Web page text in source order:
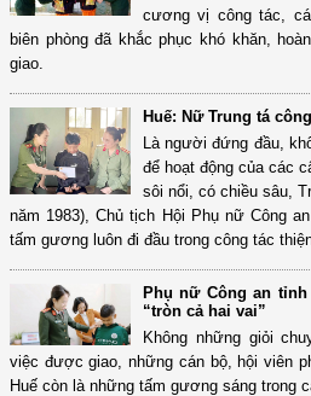
cương vị công tác,
biên phòng đã khắc phục khó khăn,
giao.
Huế: Nữ Trung tá
Là người đứng đầu,
để hoạt động của các
sôi nổi, có chiều sâu,
năm 1983), Chủ tịch Hội Phụ nữ Công
tấm gương luôn đi đầu trong công tác
Phụ nữ Công an
“tròn cả hai vai”
Không những giỏi
việc được giao, những cán bộ, hội viên
Huế còn là những tấm gương sáng trong